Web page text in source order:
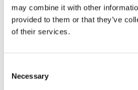
may combine it with other
provided to them or that they’ve
of their services.
Necessary
Bli den första att lämna ett omdöme.